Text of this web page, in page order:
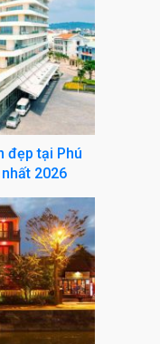
đẹp tại Phú
2026